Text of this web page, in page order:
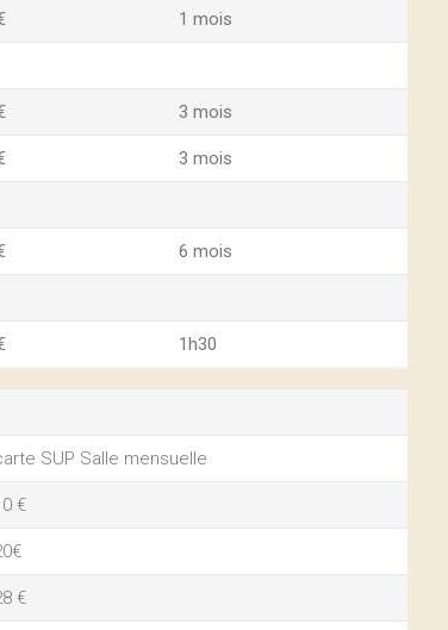
1 mois
3 mois
3 mois
6 mois
1h30
SUP Salle mensuelle
€
€